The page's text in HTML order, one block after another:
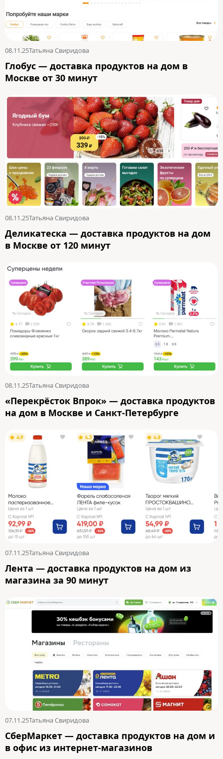
08.11.25Татьяна Свиридова
Глобус — доставка продуктов на дом в
Москве от 30 минут
08.11.25Татьяна Свиридова
Деликатеска — доставка продуктов на дом
в Москве от 120 минут
08.11.25Татьяна Свиридова
«Перекрёсток Впрок» — доставка продуктов
на дом в Москве и Санкт-Петербурге
07.11.25Татьяна Свиридова
Лента — доставка продуктов на дом из
магазина за 90 минут
07.11.25Татьяна Свиридова
CберМаркет — доставка продуктов на дом и
в офис из интернет-магазинов